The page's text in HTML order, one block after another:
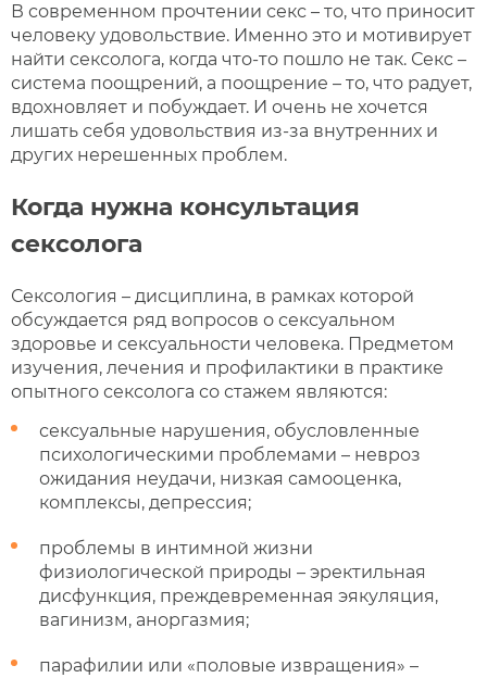
В современном прочтении секс – то, что приносит
человеку удовольствие. Именно это и мотивирует
найти сексолога, когда что-то пошло не так. Секс –
система поощрений, а поощрение – то, что радует,
вдохновляет и побуждает. И очень не хочется
лишать себя удовольствия из-за внутренних и
других нерешенных проблем.
Когда нужна консультация
сексолога
Сексология – дисциплина, в рамках которой
обсуждается ряд вопросов о сексуальном
здоровье и сексуальности человека. Предметом
изучения, лечения и профилактики в практике
опытного сексолога со стажем являются:
сексуальные нарушения, обусловленные
психологическими проблемами – невроз
ожидания неудачи, низкая самооценка,
комплексы, депрессия;
проблемы в интимной жизни
физиологической природы – эректильная
дисфункция, преждевременная эякуляция,
вагинизм, аноргазмия;
парафилии или «половые извращения» –